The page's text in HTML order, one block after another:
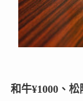
和牛¥1000、松